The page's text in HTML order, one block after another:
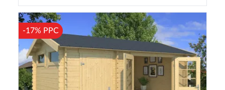
-17% PPC